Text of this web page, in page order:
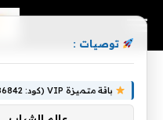
توصيات :
باقة متميزة VIP (كود: AA86842):